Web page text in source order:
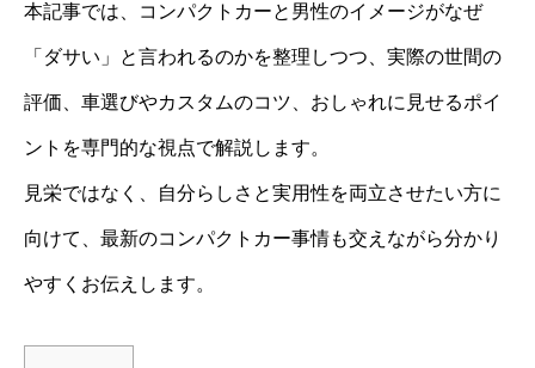
本記事では、コンパクトカーと男性のイメージがなぜ
「ダサい」と言われるのかを整理しつつ、実際の世間の
評価、車選びやカスタムのコツ、おしゃれに見せるポイ
ントを専門的な視点で解説します。
見栄ではなく、自分らしさと実用性を両立させたい方に
向けて、最新のコンパクトカー事情も交えながら分かり
やすくお伝えします。